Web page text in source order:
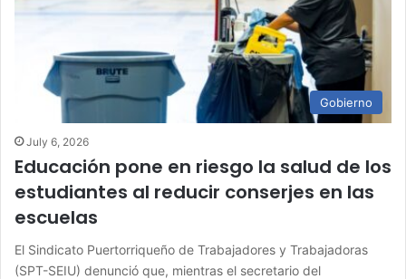
Gobierno
July 6, 2026
Educación pone en riesgo la salud de los
estudiantes al reducir conserjes en las
escuelas
El Sindicato Puertorriqueño de Trabajadores y Trabajadoras
(SPT-SEIU) denunció que, mientras el secretario del